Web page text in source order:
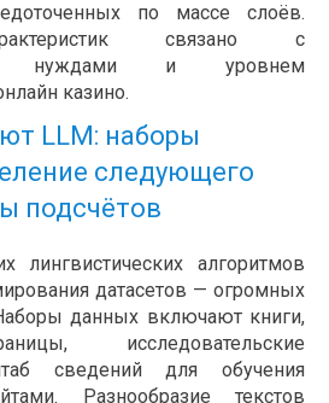
по массе слоёв.
связано с
нуждами и уровнем
казино.
LLM: наборы
следующего
подсчётов
лингвистических алгоритмов
датасетов — огромных
данных включают книги,
исследовательские
сведений для обучения
Разнообразие текстов